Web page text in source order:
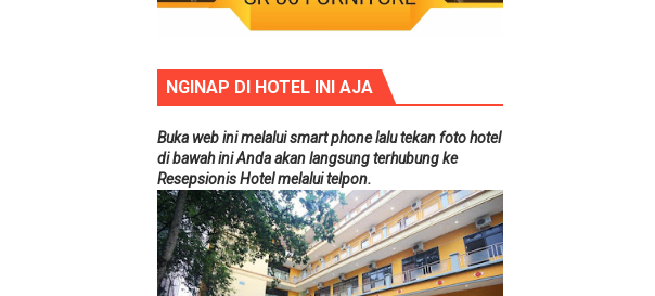
NGINAP DI HOTEL INI AJA
Buka web ini melalui smart phone lalu tekan foto hotel
di bawah ini Anda akan langsung terhubung ke
Resepsionis Hotel melalui telpon.